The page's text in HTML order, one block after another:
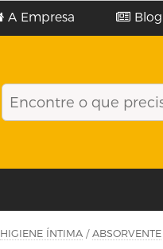
A Empresa Blog
HIGIENE ÍNTIMA / ABSORVENTE